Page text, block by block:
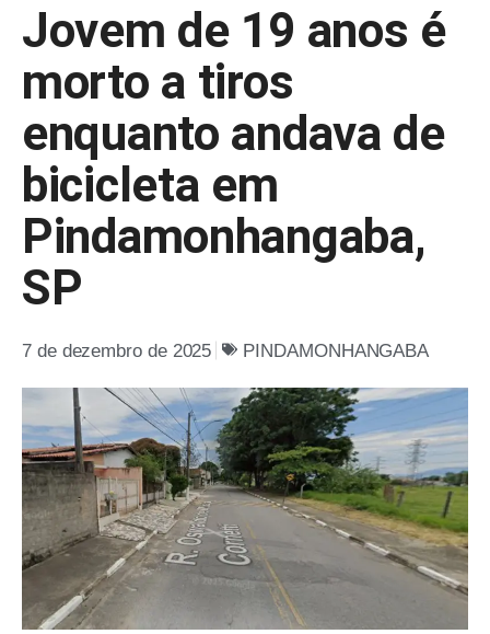
Jovem de 19 anos é
morto a tiros
enquanto andava de
bicicleta em
Pindamonhangaba,
SP
7 de dezembro de 2025 PINDAMONHANGABA